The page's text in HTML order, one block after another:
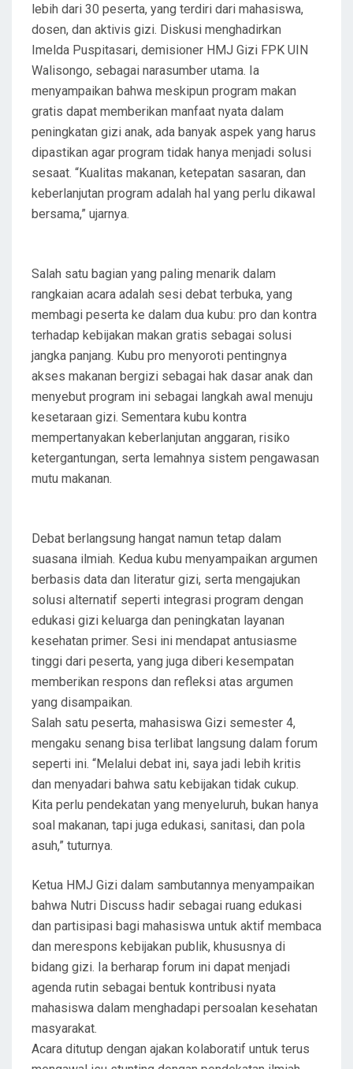
lebih dari 30 peserta, yang terdiri dari mahasiswa,
dosen, dan aktivis gizi. Diskusi menghadirkan
Imelda Puspitasari, demisioner HMJ Gizi FPK UIN
Walisongo, sebagai narasumber utama. Ia
menyampaikan bahwa meskipun program makan
gratis dapat memberikan manfaat nyata dalam
peningkatan gizi anak, ada banyak aspek yang harus
dipastikan agar program tidak hanya menjadi solusi
sesaat. “Kualitas makanan, ketepatan sasaran, dan
keberlanjutan program adalah hal yang perlu dikawal
bersama,” ujarnya.
Salah satu bagian yang paling menarik dalam
rangkaian acara adalah sesi debat terbuka, yang
membagi peserta ke dalam dua kubu: pro dan kontra
terhadap kebijakan makan gratis sebagai solusi
jangka panjang. Kubu pro menyoroti pentingnya
akses makanan bergizi sebagai hak dasar anak dan
menyebut program ini sebagai langkah awal menuju
kesetaraan gizi. Sementara kubu kontra
mempertanyakan keberlanjutan anggaran, risiko
ketergantungan, serta lemahnya sistem pengawasan
mutu makanan.
Debat berlangsung hangat namun tetap dalam
suasana ilmiah. Kedua kubu menyampaikan argumen
berbasis data dan literatur gizi, serta mengajukan
solusi alternatif seperti integrasi program dengan
edukasi gizi keluarga dan peningkatan layanan
kesehatan primer. Sesi ini mendapat antusiasme
tinggi dari peserta, yang juga diberi kesempatan
memberikan respons dan refleksi atas argumen
yang disampaikan.
Salah satu peserta, mahasiswa Gizi semester 4,
mengaku senang bisa terlibat langsung dalam forum
seperti ini. “Melalui debat ini, saya jadi lebih kritis
dan menyadari bahwa satu kebijakan tidak cukup.
Kita perlu pendekatan yang menyeluruh, bukan hanya
soal makanan, tapi juga edukasi, sanitasi, dan pola
asuh,” tuturnya.
Ketua HMJ Gizi dalam sambutannya menyampaikan
bahwa Nutri Discuss hadir sebagai ruang edukasi
dan partisipasi bagi mahasiswa untuk aktif membaca
dan merespons kebijakan publik, khususnya di
bidang gizi. Ia berharap forum ini dapat menjadi
agenda rutin sebagai bentuk kontribusi nyata
mahasiswa dalam menghadapi persoalan kesehatan
masyarakat.
Acara ditutup dengan ajakan kolaboratif untuk terus